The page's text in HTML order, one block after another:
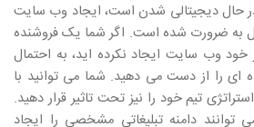
حال دیجیتالی شدن است، ایجاد وب سایت
به ضرورت شده است. اگر شما یک فروشنده
وب سایت ایجاد نکرده اید، به احتمال
ای را از دست می دهید. شما می توانید با
تیم خود را نیز تحت تاثیر قرار دهید.
دامنه تبلیغاتی مشخصی را ایجاد